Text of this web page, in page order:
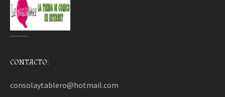
………..
CONTACTO:
consolaytablero@hotmail.com